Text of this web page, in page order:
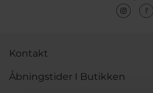
Kontakt
Åbningstider I Butikken